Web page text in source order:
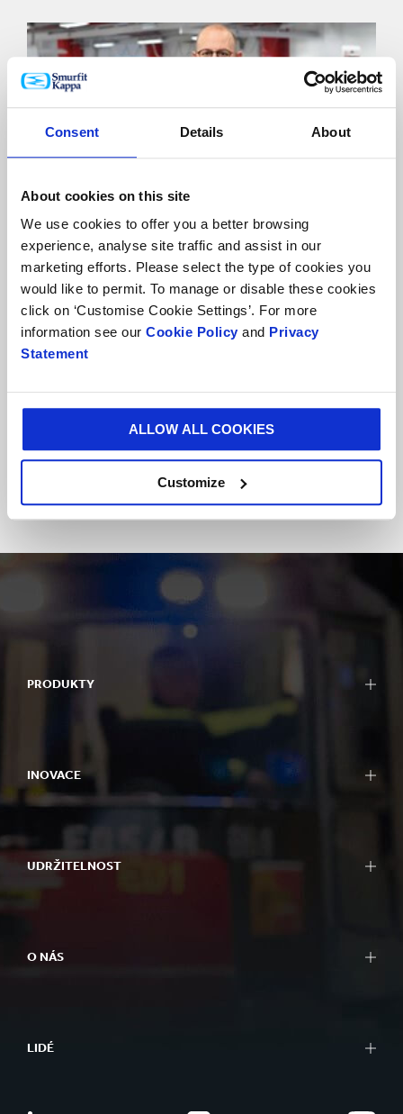
Consent Details About
About cookies on this site
We use cookies to offer you a better browsing
experience, analyse site traffic and assist in our
marketing efforts. Please select the type of cookies you
would like to permit. To manage or disable these cookies
click on ‘Customise Cookie Settings’. For more
information see our Cookie Policy and Privacy
Statement
ALLOW ALL COOKIES
Customize
Všechny příběhy
PRODUKTY
INOVACE
UDRŽITELNOST
O NÁS
LIDÉ